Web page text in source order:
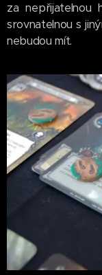
za nepřijatelnou
srovnatelnou s
nebudou mít.